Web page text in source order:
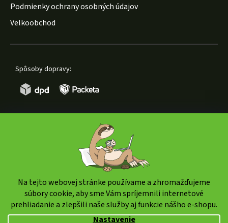
Na tejto webovej stránke používame a zhromažďujeme
súbory cookie, aby sme Vám spríjemnili internetové
prehliadanie a zlepšili naše služby aj funkcie nášho e-shopu.
Nastavenie
Podmienky ochrany osobných údajov
Velkoobchod
Spôsoby dopravy:
Copyright 2026weedshop.sk. Všetky práva vyhradené.